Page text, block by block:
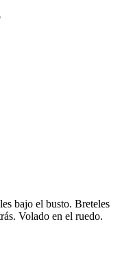
bajo el busto. Breteles
Volado en el ruedo.